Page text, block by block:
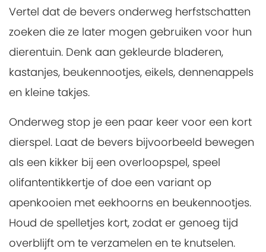
Vertel dat de bevers onderweg herfstschatten
zoeken die ze later mogen gebruiken voor hun
dierentuin. Denk aan gekleurde bladeren,
kastanjes, beukennootjes, eikels, dennenappels
en kleine takjes.
Onderweg stop je een paar keer voor een kort
dierspel. Laat de bevers bijvoorbeeld bewegen
als een kikker bij een overloopspel, speel
olifantentikkertje of doe een variant op
apenkooien met eekhoorns en beukennootjes.
Houd de spelletjes kort, zodat er genoeg tijd
overblijft om te verzamelen en te knutselen.